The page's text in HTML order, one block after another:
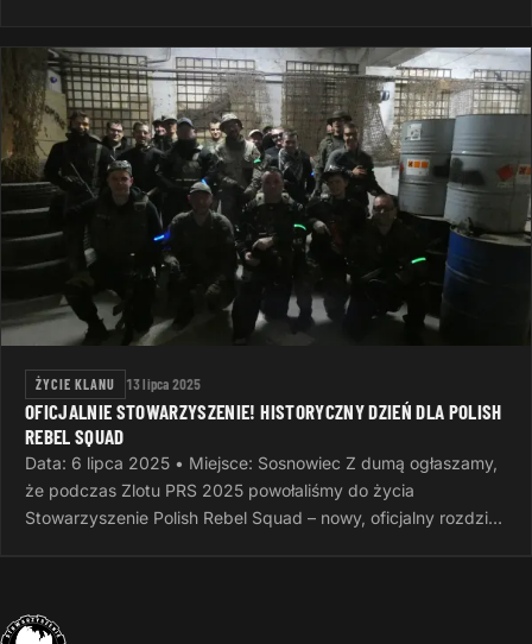
ŻYCIE KLANU 13 lipca 2025
OFICJALNIE STOWARZYSZENIE! HISTORYCZNY DZIEŃ DLA POLISH
REBEL SQUAD
Data: 6 lipca 2025 • Miejsce: Sosnowiec Z dumą ogłaszamy,
że podczas Zlotu PRS 2025 powołaliśmy do życia
Stowarzyszenie Polish Rebel Squad – nowy, oficjalny rozdział